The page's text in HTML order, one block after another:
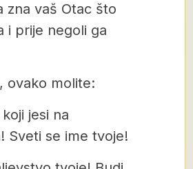
zna vaš Otac što
i prije negoli ga
ovako molite:
koji jesi na
Sveti se ime tvoje!